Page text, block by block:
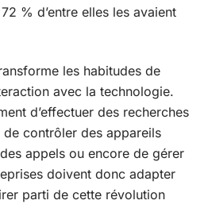
% d’entre elles les avaient
les habitudes de
avec la technologie.
d’effectuer des recherches
contrôler des appareils
appels ou encore de gérer
doivent donc adapter
parti de cette révolution